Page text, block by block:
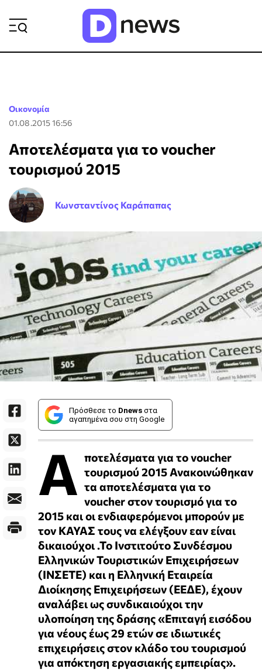
Οικονομία
01.08.2015 16:56
Αποτελέσματα για το voucher
τουρισμού 2015
Κωνσταντίνος Καράπαπας
Πρόσθεσε το Dnews στα
αγαπημένα σου στη Google
Α ποτελέσματα για το voucher
τουρισμού 2015 Ανακοινώθηκαν
τα αποτελέσματα για το
voucher στον τουρισμό για το
2015 και οι ενδιαφερόμενοι μπορούν με
τον ΚΑΥΑΣ τους να ελέγξουν εαν είναι
δικαιούχοι .Το Ινστιτούτο Συνδέσμου
Ελληνικών Τουριστικών Επιχειρήσεων
(ΙΝΣΕΤΕ) και η Ελληνική Εταιρεία
Διοίκησης Επιχειρήσεων (ΕΕΔΕ), έχουν
αναλάβει ως συνδικαιούχοι την
υλοποίηση της δράσης «Επιταγή εισόδου
για νέους έως 29 ετών σε ιδιωτικές
επιχειρήσεις στον κλάδο του τουρισμού
για απόκτηση εργασιακής εμπειρίας».